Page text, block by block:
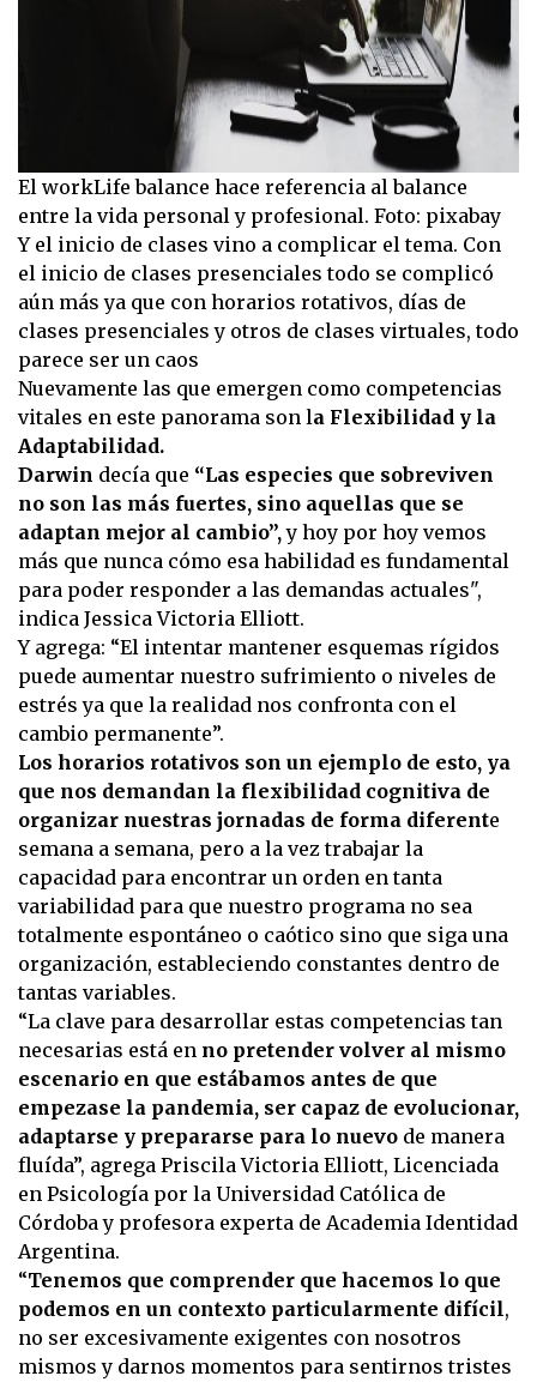
El workLife balance hace referencia al balance
entre la vida personal y profesional. Foto: pixabay
Y el inicio de clases vino a complicar el tema. Con
el inicio de clases presenciales todo se complicó
aún más ya que con horarios rotativos, días de
clases presenciales y otros de clases virtuales, todo
parece ser un caos
Nuevamente las que emergen como competencias
vitales en este panorama son la Flexibilidad y la
Adaptabilidad.
Darwin decía que “Las especies que sobreviven
no son las más fuertes, sino aquellas que se
adaptan mejor al cambio”,y hoy por hoy vemos
más que nunca cómo esa habilidad es fundamental
para poder responder a las demandas actuales",
indica Jessica Victoria Elliott.
Y agrega: “El intentar mantener esquemas rígidos
puede aumentar nuestro sufrimiento o niveles de
estrés ya que la realidad nos confronta con el
cambio permanente”.
Los horarios rotativos son un ejemplo de esto, ya
que nos demandan la flexibilidad cognitiva de
organizar nuestras jornadas de forma diferente
semana a semana, pero a la vez trabajar la
capacidad para encontrar un orden en tanta
variabilidad para que nuestro programa no sea
totalmente espontáneo o caótico sino que siga una
organización, estableciendo constantes dentro de
tantas variables.
“La clave para desarrollar estas competencias tan
necesarias está en no pretender volver al mismo
escenario en que estábamos antes de que
empezase la pandemia, ser capaz de evolucionar,
adaptarse y prepararse para lo nuevo de manera
fluída”, agrega Priscila Victoria Elliott, Licenciada
en Psicología por la Universidad Católica de
Córdoba y profesora experta de Academia Identidad
Argentina.
“Tenemos que comprender que hacemos lo que
podemos en un contexto particularmente difícil,
no ser excesivamente exigentes con nosotros
mismos y darnos momentos para sentirnos tristes